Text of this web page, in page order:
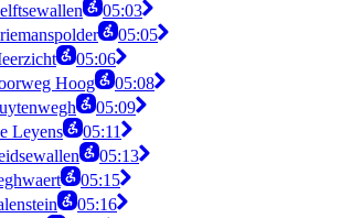
05:03
05:05
05:06
Hoog
05:08
05:09
Leyens
05:11
05:13
05:15
05:16